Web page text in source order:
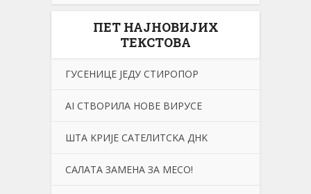
ПЕТ НАЈНОВИЈИХ
ТЕКСТОВА
ГУСЕНИЦЕ ЈЕДУ СТИРОПОР
АI СТВОРИЛА НОВЕ ВИРУСЕ
ШТА KРИЈЕ САТЕЛИТСKА ДНK
САЛАТА ЗАМЕНА ЗА МЕСО!